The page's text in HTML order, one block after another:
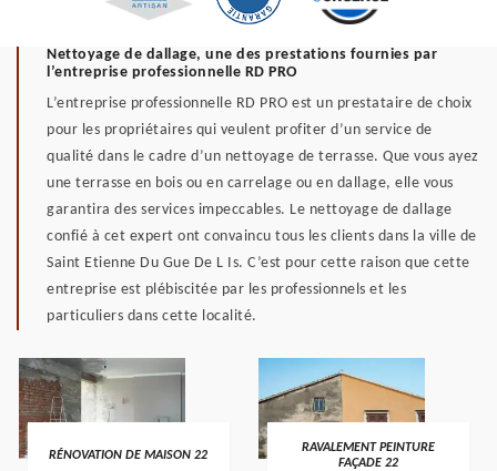
Nettoyage de dallage, une des prestations fournies par
l’entreprise professionnelle RD PRO
L’entreprise professionnelle RD PRO est un prestataire de choix
pour les propriétaires qui veulent profiter d’un service de
qualité dans le cadre d’un nettoyage de terrasse. Que vous ayez
une terrasse en bois ou en carrelage ou en dallage, elle vous
garantira des services impeccables. Le nettoyage de dallage
confié à cet expert ont convaincu tous les clients dans la ville de
Saint Etienne Du Gue De L Is. C’est pour cette raison que cette
entreprise est plébiscitée par les professionnels et les
particuliers dans cette localité.
RÉNOVATION DE MAISON 22
RAVALEMENT PEINTURE
FAÇADE 22